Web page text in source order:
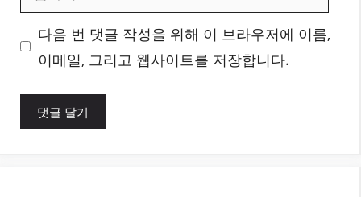
사
이 다음 번 댓글 작성을 위해 이 브라우저에 이름,
이메일, 그리고 웹사이트를 저장합니다.